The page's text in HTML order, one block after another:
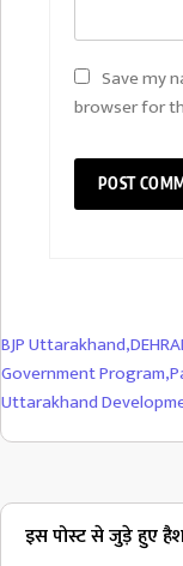
Save my
browser for
BJP Uttarakhand,
Government Program,
Uttarakhand
इस पोस्ट से जुड़े हुए